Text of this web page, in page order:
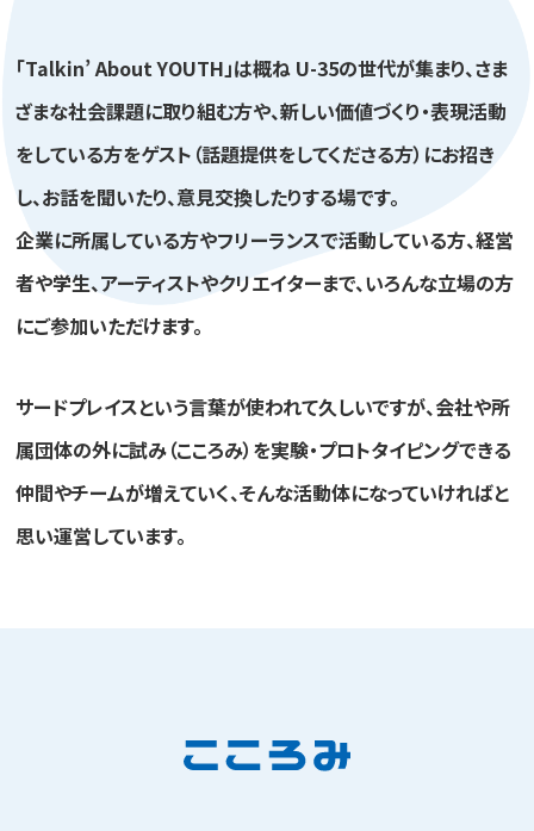
「Talkin’ About YOUTH」は概ね U-35の世代が集まり、さま
ざまな社会課題に取り組む方や、新しい価値づくり・表現活動
をしている方をゲスト（話題提供をしてくださる方）にお招き
し、お話を聞いたり、意見交換したりする場です。
企業に所属している方やフリーランスで活動している方、経営
者や学生、アーティストやクリエイターまで、いろんな立場の方
にご参加いただけます。
サードプレイスという言葉が使われて久しいですが、会社や所
属団体の外に試み（こころみ）を実験・プロトタイピングできる
仲間やチームが増えていく、そんな活動体になっていければと
思い運営しています。